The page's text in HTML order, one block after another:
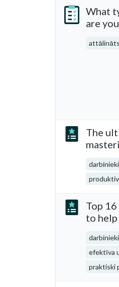
What
are
The
Top
to help
efektīva
praktiski